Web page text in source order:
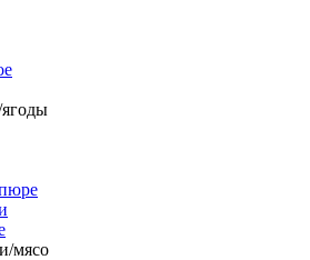
мясо